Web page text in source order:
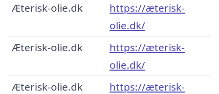
Æterisk-olie.dk
https://æterisk-
olie.dk/
Æterisk-olie.dk
https://æterisk-
olie.dk/
Æterisk-olie.dk
https://æterisk-